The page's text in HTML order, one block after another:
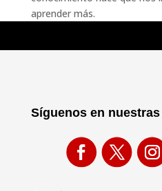
aprender más.
Síguenos en